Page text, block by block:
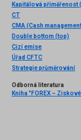
CT
Double bottom (top)
Cizí emise
Úřad CFTC
Strategie průměrování
Odborná literatura